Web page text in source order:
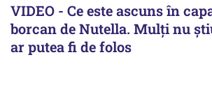
VIDEO - Ce este ascuns în
borcan de Nutella. Mulți nu
ar putea fi de folos